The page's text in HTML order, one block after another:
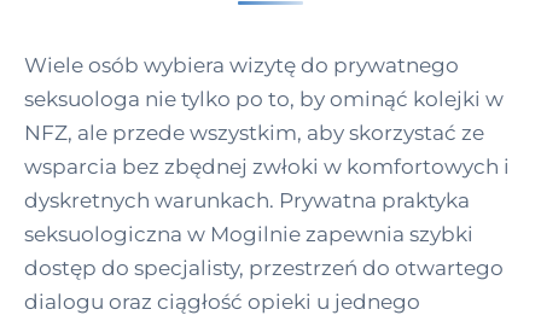
Wiele osób wybiera wizytę do prywatnego
seksuologa nie tylko po to, by ominąć kolejki w
NFZ, ale przede wszystkim, aby skorzystać ze
wsparcia bez zbędnej zwłoki w komfortowych i
dyskretnych warunkach. Prywatna praktyka
seksuologiczna w Mogilnie zapewnia szybki
dostęp do specjalisty, przestrzeń do otwartego
dialogu oraz ciągłość opieki u jednego